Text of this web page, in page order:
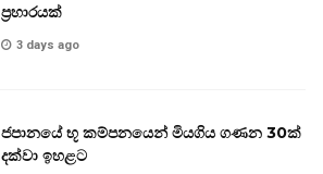
ප්‍රහාරයක්
3 days ago
ජපානයේ භූ කම්පනයෙන් මියගිය ගණන 30ක්
දක්වා ඉහළට